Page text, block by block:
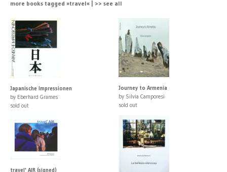
more books tagged »travel« | >> see all
Japanische Impressionen
by Eberhard Grames
sold out
Journey to Armenia
by Silvia Camporesi
sold out
travel' AIR (signed)